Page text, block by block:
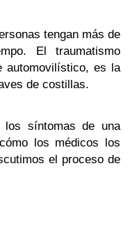
tengan más de
El traumatismo
automovilístico, es la
de costillas.
los síntomas de una
los médicos los
el proceso de